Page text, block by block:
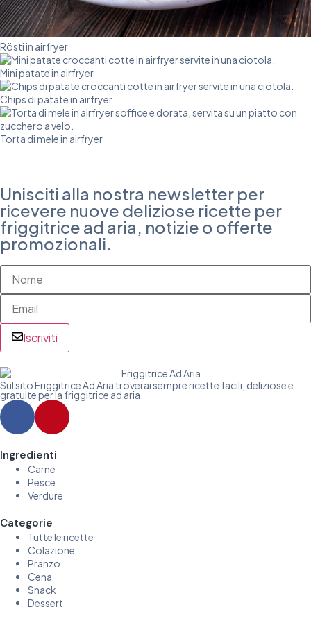
Rösti in airfryer
Mini patate in airfryer
Chips di patate in airfryer
Torta di mele in airfryer
Unisciti alla nostra newsletter per
ricevere nuove deliziose ricette per
friggitrice ad aria, notizie o offerte
promozionali.
Iscriviti
Sul sito Friggitrice Ad Aria troverai sempre ricette facili, deliziose e
gratuite per la friggitrice ad aria.
Ingredienti
Carne
Pesce
Verdure
Categorie
Tutte le ricette
Colazione
Pranzo
Cena
Snack
Dessert